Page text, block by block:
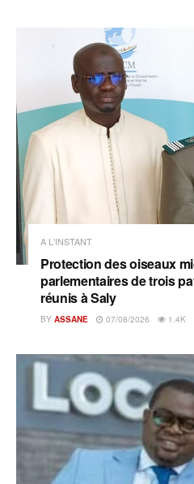
A L'INSTANT
Protection des oiseaux
parlementaires de trois
réunis à Saly
BY ASSANE 07/08/2026 1.4K